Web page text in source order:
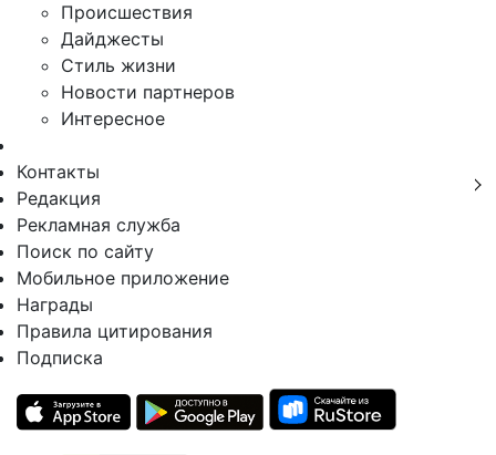
Происшествия
Дайджесты
Стиль жизни
Новости партнеров
Интересное
Контакты
Редакция
Рекламная служба
Поиск по сайту
Мобильное приложение
Награды
Правила цитирования
Подписка